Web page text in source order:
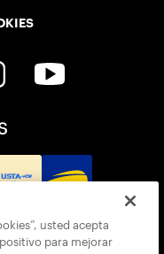
usted acepta
para mejorar